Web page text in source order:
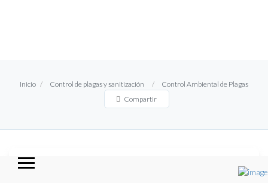
Inicio Control de plagas y sanitización
Control Ambiental de Plagas
Compartir